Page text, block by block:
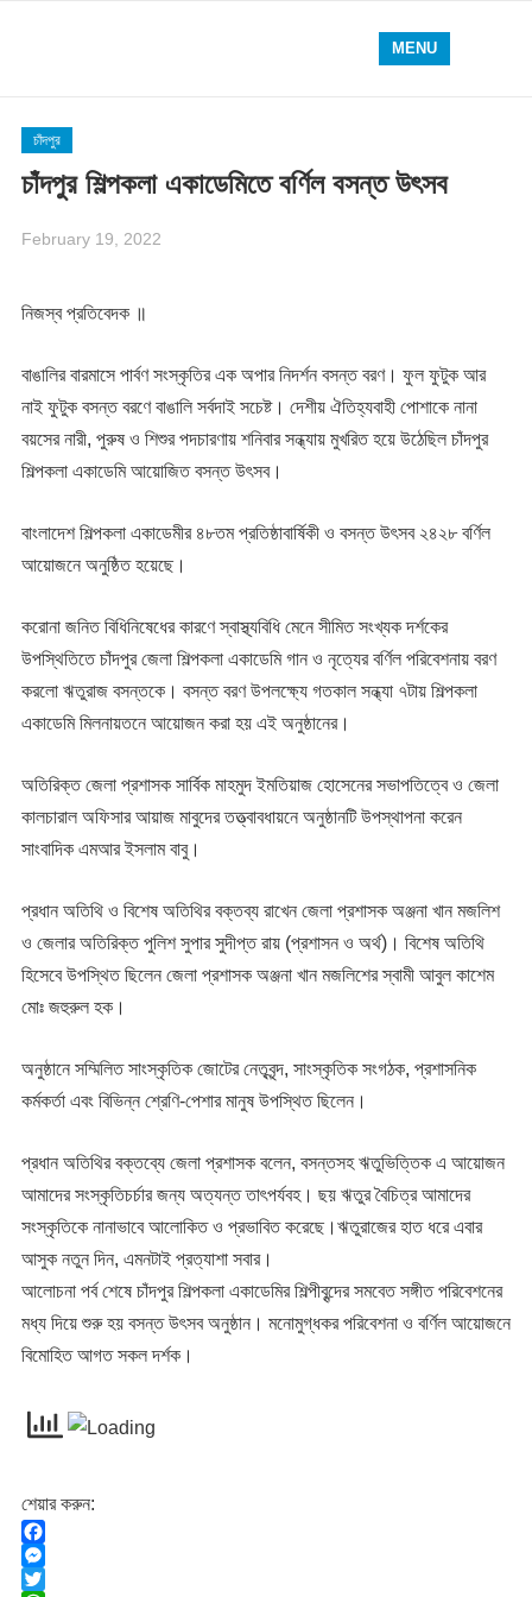
MENU
চাঁদপুর
চাঁদপুর শিল্পকলা একাডেমিতে বর্ণিল বসন্ত উৎসব
February 19, 2022
নিজস্ব প্রতিবেদক ॥
বাঙালির বারমাসে পার্বণ সংস্কৃতির এক অপার নিদর্শন বসন্ত বরণ। ফুল ফুটুক আর
নাই ফুটুক বসন্ত বরণে বাঙালি সর্বদাই সচেষ্ট। দেশীয় ঐতিহ্যবাহী পোশাকে নানা
বয়সের নারী, পুরুষ ও শিশুর পদচারণায় শনিবার সন্ধ্যায় মুখরিত হয়ে উঠেছিল চাঁদপুর
শিল্পকলা একাডেমি আয়োজিত বসন্ত উৎসব।
বাংলাদেশ শিল্পকলা একাডেমীর ৪৮তম প্রতিষ্ঠাবার্ষিকী ও বসন্ত উৎসব ২৪২৮ বর্ণিল
আয়োজনে অনুষ্ঠিত হয়েছে।
করোনা জনিত বিধিনিষেধের কারণে স্বাস্থ্যবিধি মেনে সীমিত সংখ্যক দর্শকের
উপস্থিতিতে চাঁদপুর জেলা শিল্পকলা একাডেমি গান ও নৃত্যের বর্ণিল পরিবেশনায় বরণ
করলো ঋতুরাজ বসন্তকে। বসন্ত বরণ উপলক্ষ্যে গতকাল সন্ধ্যা ৭টায় শিল্পকলা
একাডেমি মিলনায়তনে আয়োজন করা হয় এই অনুষ্ঠানের।
অতিরিক্ত জেলা প্রশাসক সার্বিক মাহমুদ ইমতিয়াজ হোসেনের সভাপতিত্বে ও জেলা
কালচারাল অফিসার আয়াজ মাবুদের তত্ত্বাবধায়নে অনুষ্ঠানটি উপস্থাপনা করেন
সাংবাদিক এমআর ইসলাম বাবু।
প্রধান অতিথি ও বিশেষ অতিথির বক্তব্য রাখেন জেলা প্রশাসক অঞ্জনা খান মজলিশ
ও জেলার অতিরিক্ত পুলিশ সুপার সুদীপ্ত রায় (প্রশাসন ও অর্থ)। বিশেষ অতিথি
হিসেবে উপস্থিত ছিলেন জেলা প্রশাসক অঞ্জনা খান মজলিশের স্বামী আবুল কাশেম
মোঃ জহুরুল হক।
অনুষ্ঠানে সম্মিলিত সাংস্কৃতিক জোটের নেতৃবৃন্দ, সাংস্কৃতিক সংগঠক, প্রশাসনিক
কর্মকর্তা এবং বিভিন্ন শ্রেণি-পেশার মানুষ উপস্থিত ছিলেন।
প্রধান অতিথির বক্তব্যে জেলা প্রশাসক বলেন, বসন্তসহ ঋতুভিত্তিক এ আয়োজন
আমাদের সংস্কৃতিচর্চার জন্য অত্যন্ত তাৎপর্যবহ। ছয় ঋতুর বৈচিত্র আমাদের
সংস্কৃতিকে নানাভাবে আলোকিত ও প্রভাবিত করেছে।ঋতুরাজের হাত ধরে এবার
আসুক নতুন দিন, এমনটাই প্রত্যাশা সবার।
আলোচনা পর্ব শেষে চাঁদপুর শিল্পকলা একাডেমির শিল্পীবৃন্দের সমবেত সঙ্গীত পরিবেশনের
মধ্য দিয়ে শুরু হয় বসন্ত উৎসব অনুষ্ঠান। মনোমুগ্ধকর পরিবেশনা ও বর্ণিল আয়োজনে
বিমোহিত আগত সকল দর্শক।
শেয়ার করুন:
F
a
M